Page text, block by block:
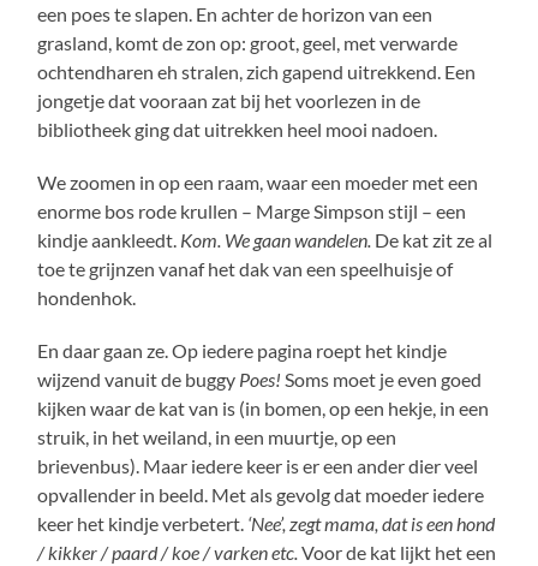
een poes te slapen. En achter de horizon van een
grasland, komt de zon op: groot, geel, met verwarde
ochtendharen eh stralen, zich gapend uitrekkend. Een
jongetje dat vooraan zat bij het voorlezen in de
bibliotheek ging dat uitrekken heel mooi nadoen.
We zoomen in op een raam, waar een moeder met een
enorme bos rode krullen – Marge Simpson stijl – een
kindje aankleedt. Kom. We gaan wandelen. De kat zit ze al
toe te grijnzen vanaf het dak van een speelhuisje of
hondenhok.
En daar gaan ze. Op iedere pagina roept het kindje
wijzend vanuit de buggy Poes! Soms moet je even goed
kijken waar de kat van is (in bomen, op een hekje, in een
struik, in het weiland, in een muurtje, op een
brievenbus). Maar iedere keer is er een ander dier veel
opvallender in beeld. Met als gevolg dat moeder iedere
keer het kindje verbetert. ‘Nee’, zegt mama, dat is een hond
/ kikker / paard / koe / varken etc. Voor de kat lijkt het een